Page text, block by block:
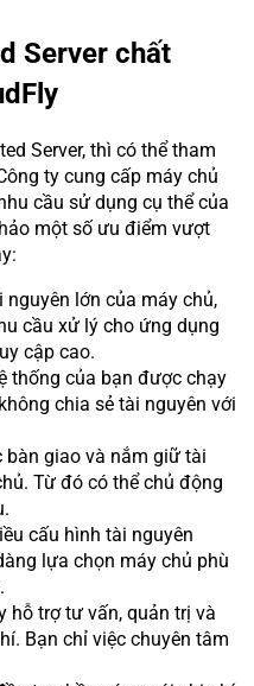
Server chất
Server, thì có thể tham
ty cung cấp máy chủ
cầu sử dụng cụ thể của
một số ưu điểm vượt
lớn của máy chủ,
cầu xử lý cho ứng dụng
cập cao.
thống của bạn được chạy
chia sẻ tài nguyên với
giao và nắm giữ tài
Từ đó có thể chủ động
cấu hình tài nguyên
lựa chọn máy chủ phù
hỗ trợ tư vấn, quản trị và
Bạn chỉ việc chuyên tâm